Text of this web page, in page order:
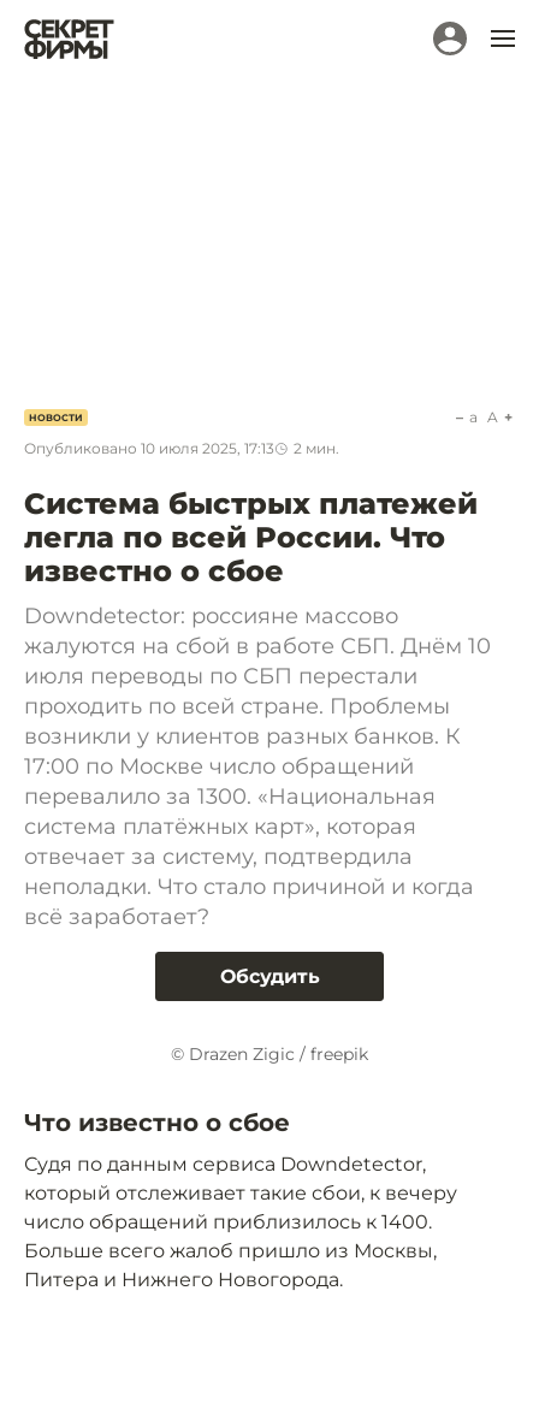
НОВОСТИ
Опубликовано 10 июля 2025, 17:13 2 мин.
a A
Система быстрых платежей
легла по всей России. Что
известно о сбое
Downdetector: россияне массово
жалуются на сбой в работе СБП. Днём 10
июля переводы по СБП перестали
проходить по всей стране. Проблемы
возникли у клиентов разных банков. К
17:00 по Москве число обращений
перевалило за 1300. «Национальная
система платёжных карт», которая
отвечает за систему, подтвердила
неполадки. Что стало причиной и когда
всё заработает?
Обсудить
© Drazen Zigic / freepik
Что известно о сбое
Судя по данным сервиса Downdetector,
который отслеживает такие сбои, к вечеру
число обращений приблизилось к 1400.
Больше всего жалоб пришло из Москвы,
Питера и Нижнего Новогорода.